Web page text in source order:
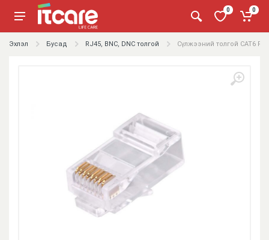
0 0
Эхлэл Бусад RJ45, BNC, DNC толгой Сүлжээний толгой CAT6